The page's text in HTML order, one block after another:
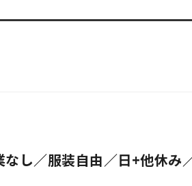
し／服装自由／日+他休み